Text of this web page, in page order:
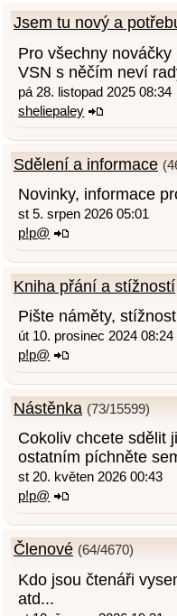
Jsem tu nový a
Pro všechny
VSN s něčím neví
pá 28. listopad 2025 08:34
sheliepaley
Sdělení a informace
Novinky, informace
st 5. srpen 2026 05:01
p!p@
Kniha přání a stížností
Pište náměty,
út 10. prosinec 2024 08:24
p!p@
Nástěnka (73/15599)
Cokoliv chcete sdělit
ostatním píchněte
st 20. květen 2026 00:43
p!p@
Členové (64/4670)
Kdo jsou čtenáři
atd...